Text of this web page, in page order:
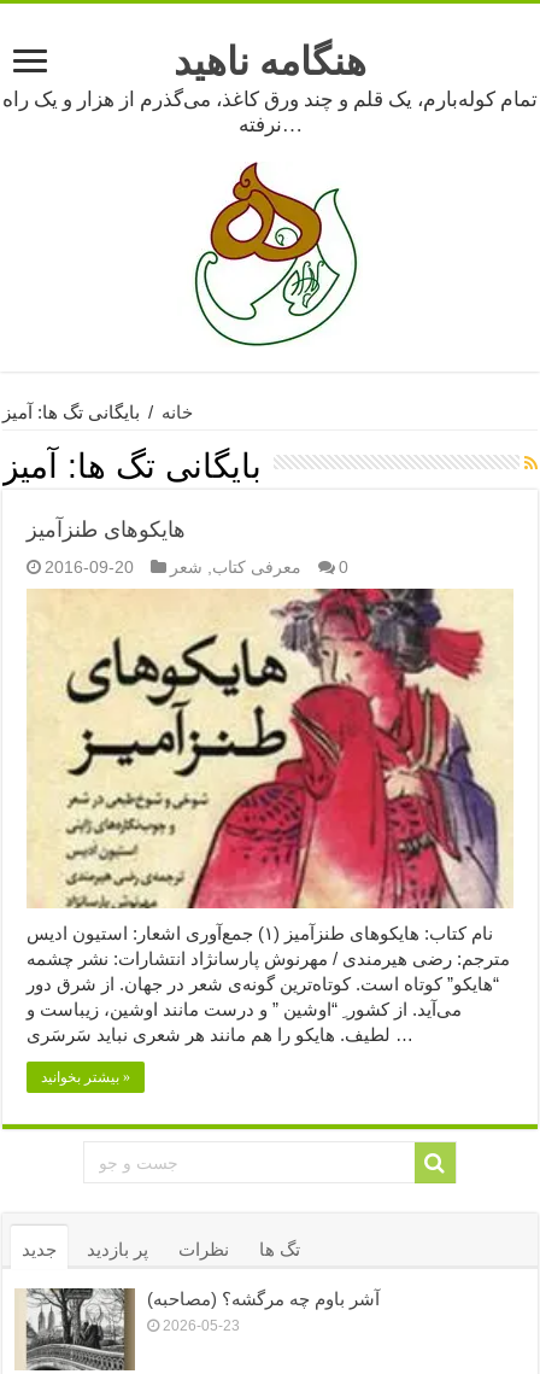
هنگامه ناهید
تمام کوله‌بارم، یک قلم و چند ورق کاغذ، می‌گذرم از هزار و یک راه
نرفته…
خانه / بایگانی تگ ها: آمیز
بایگانی تگ ها: آمیز
هایکوهای طنزآمیز
2016-09-20 معرفی کتاب شعر 0
نام کتاب: هایکوهای طنزآمیز (۱) جمع‌آوری اشعار: استیون ادیس
مترجم: رضی هیرمندی / مهرنوش پارسانژاد انتشارات: نشر چشمه
“هایکو” کوتاه است. کوتاه‌ترین گونه‌ی شعر در جهان. از شرق دور
می‌آید. از کشور ِ “اوشین ” و درست مانند اوشین، زیباست و
لطیف. هایکو را هم مانند هر شعری نباید سَرسَری …
بیشتر بخوانید »
جدید پر بازدید نظرات تگ ها
آشر باوم چه مرگشه؟ (مصاحبه)
2026-05-23